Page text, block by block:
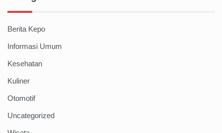
Berita Kepo
Informasi Umum
Kesehatan
Kuliner
Otomotif
Uncategorized